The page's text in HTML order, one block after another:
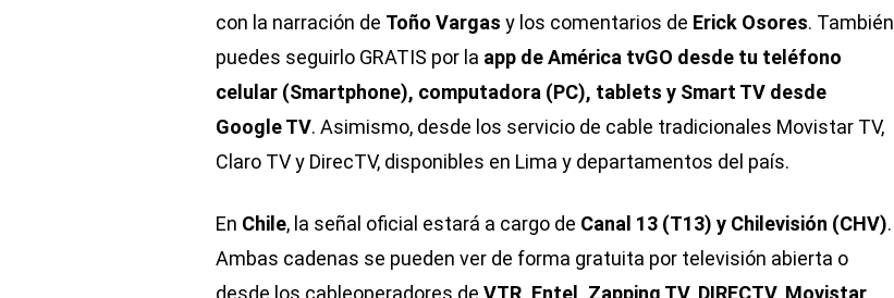
con la narración de Toño Vargas y los comentarios de Erick Osores. También
puedes seguirlo GRATIS por la app de América tvGO desde tu teléfono
celular (Smartphone), computadora (PC), tablets y Smart TV desde
Google TV. Asimismo, desde los servicio de cable tradicionales Movistar TV,
Claro TV y DirecTV, disponibles en Lima y departamentos del país.
En Chile, la señal oficial estará a cargo de Canal 13 (T13) y Chilevisión (CHV).
Ambas cadenas se pueden ver de forma gratuita por televisión abierta o
desde los cableoperadores de VTR, Entel, Zapping TV, DIRECTV, Movistar,